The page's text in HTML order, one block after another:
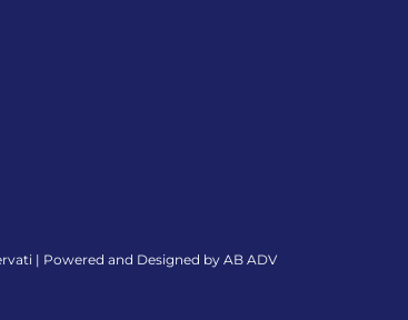
| Powered and Designed by AB ADV